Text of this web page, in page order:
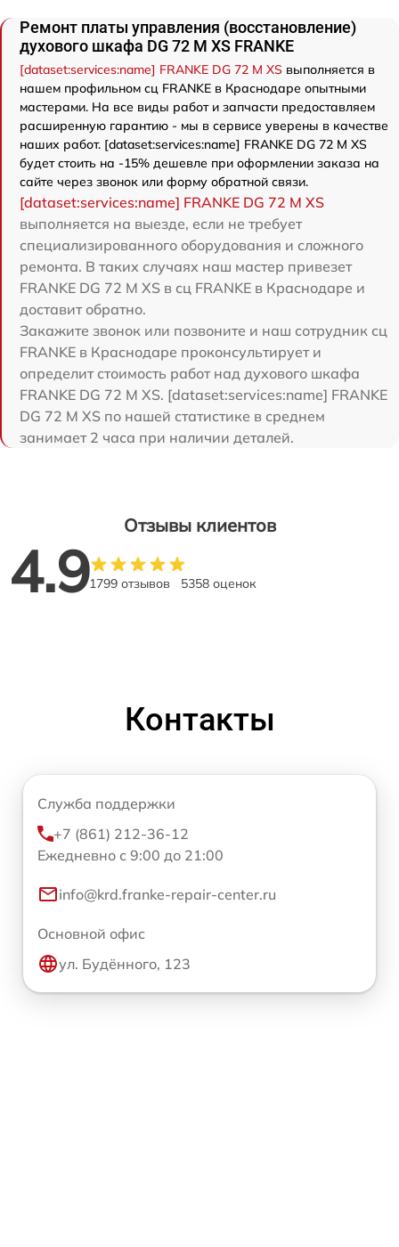
Ремонт платы управления (восстановление)
духового шкафа DG 72 M XS FRANKE
[dataset:services:name] FRANKE DG 72 M XS выполняется в
нашем профильном сц FRANKE в Краснодаре опытными
мастерами. На все виды работ и запчасти предоставляем
расширенную гарантию - мы в сервисе уверены в качестве
наших работ. [dataset:services:name] FRANKE DG 72 M XS
будет стоить на -15% дешевле при оформлении заказа на
сайте через звонок или форму обратной связи.
[dataset:services:name] FRANKE DG 72 M XS
выполняется на выезде, если не требует
специализированного оборудования и сложного
ремонта. В таких случаях наш мастер привезет
FRANKE DG 72 M XS в сц FRANKE в Краснодаре и
доставит обратно.
Закажите звонок или позвоните и наш сотрудник сц
FRANKE в Краснодаре проконсультирует и
определит стоимость работ над духового шкафа
FRANKE DG 72 M XS. [dataset:services:name] FRANKE
DG 72 M XS по нашей статистике в среднем
занимает 2 часа при наличии деталей.
Отзывы клиентов
4.91799 отзывов 5358 оценок
Контакты
Служба поддержки
+7 (861) 212-36-12
Ежедневно с 9:00 до 21:00
info@krd.franke-repair-center.ru
Основной офис
ул. Будённого, 123